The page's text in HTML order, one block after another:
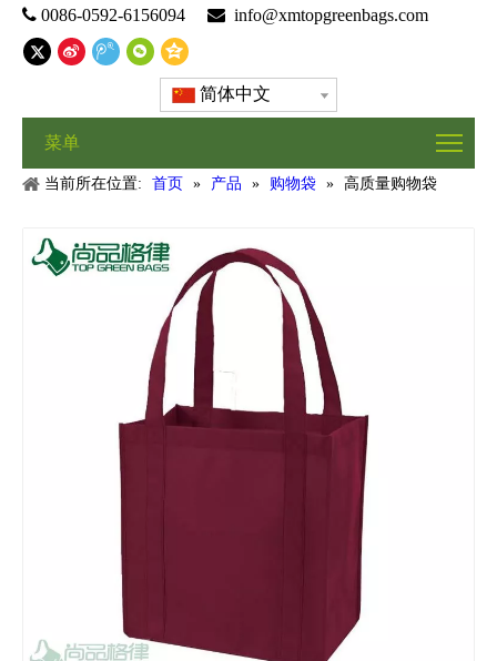
 0086-0592-6156094  info@xmtopgreenbags.com
简体中文
菜单
当前所在位置: 首页 » 产品 » 购物袋 » 高质量购物袋